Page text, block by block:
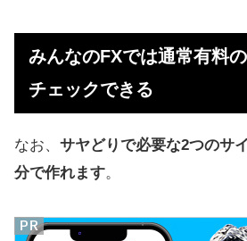
みんなのFXでは通常有料
チェックできる
なお、 サヤどりで必要な2つのサ
分で作れます。